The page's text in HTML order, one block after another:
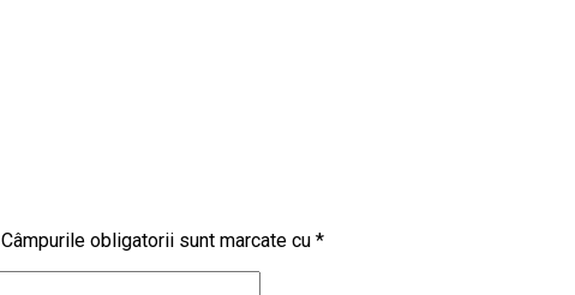
Câmpurile obligatorii sunt marcate cu *